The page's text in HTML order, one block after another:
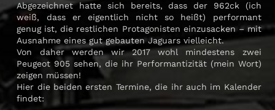
Abgezeichnet hatte sich bereits, dass der 962ck (ich
weiß, dass er eigentlich nicht so heißt) performant
genug ist, die restlichen Protagonisten einzusacken – mit
Ausnahme eines gut gebauten Jaguars vielleicht.
Von daher werden wir 2017 wohl mindestens zwei
Peugeot 905 sehen, die ihr Performantizität (mein Wort)
zeigen müssen!
Hier die beiden ersten Termine, die ihr auch im Kalender
findet: